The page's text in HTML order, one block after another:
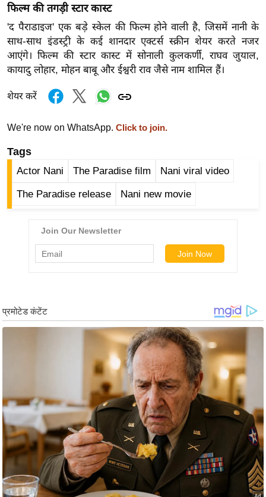
व
र्ल्ड
न्यू
ज
ब्री
नो
ज
न
ग
ली
वु
स
मी
क्षा
B
r
e
a
फिल्म की तगड़ी स्टार कास्ट
'द पैराडाइज' एक बड़े स्केल की फिल्म होने वाली है, जिसमें नानी के
साथ-साथ इंडस्ट्री के कई शानदार एक्टर्स स्क्रीन शेयर करते नजर
आएंगे। फिल्म की स्टार कास्ट में सोनाली कुलकर्णी, राघव जुयाल,
कायादु लोहार, मोहन बाबू और ईश्वरी राव जैसे नाम शामिल हैं।
शेयर करें
We're now on WhatsApp. Click to join.
Tags
Actor Nani The Paradise film Nani viral video
The Paradise release Nani new movie